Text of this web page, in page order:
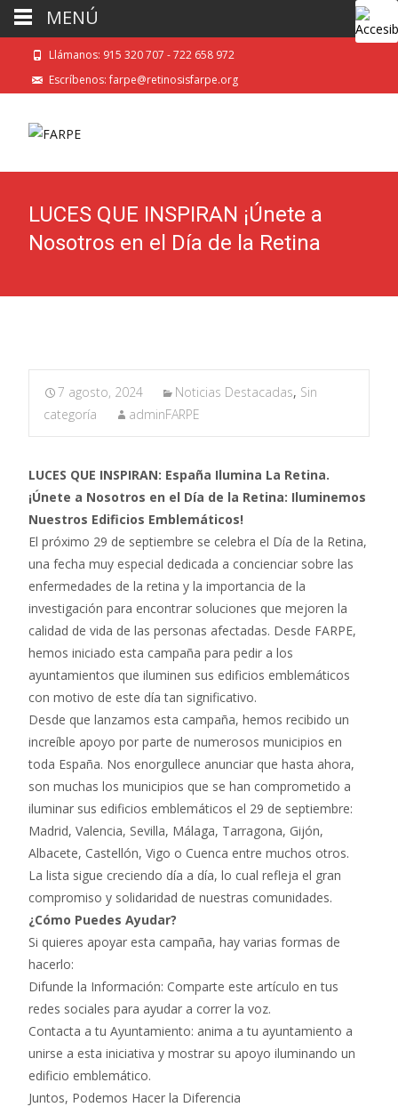
Llámanos: 915 320 707 - 722 658 972
Escríbenos: farpe@retinosisfarpe.org
LUCES QUE INSPIRAN ¡Únete a
Nosotros en el Día de la Retina
7 agosto, 2024 Noticias Destacadas, Sin
categoría
adminFARPE
LUCES QUE INSPIRAN: España Ilumina La Retina.
¡Únete a Nosotros en el Día de la Retina: Iluminemos
Nuestros Edificios Emblemáticos!
El próximo 29 de septiembre se celebra el Día de la Retina,
una fecha muy especial dedicada a concienciar sobre las
enfermedades de la retina y la importancia de la
investigación para encontrar soluciones que mejoren la
calidad de vida de las personas afectadas. Desde FARPE,
hemos iniciado esta campaña para pedir a los
ayuntamientos que iluminen sus edificios emblemáticos
con motivo de este día tan significativo.
Desde que lanzamos esta campaña, hemos recibido un
increíble apoyo por parte de numerosos municipios en
toda España. Nos enorgullece anunciar que hasta ahora,
son muchas los municipios que se han comprometido a
iluminar sus edificios emblemáticos el 29 de septiembre:
Madrid, Valencia, Sevilla, Málaga, Tarragona, Gijón,
Albacete, Castellón, Vigo o Cuenca entre muchos otros.
La lista sigue creciendo día a día, lo cual refleja el gran
compromiso y solidaridad de nuestras comunidades.
¿Cómo Puedes Ayudar?
Si quieres apoyar esta campaña, hay varias formas de
hacerlo:
Difunde la Información: Comparte este artículo en tus
redes sociales para ayudar a correr la voz.
Contacta a tu Ayuntamiento: anima a tu ayuntamiento a
unirse a esta iniciativa y mostrar su apoyo iluminando un
edificio emblemático.
Juntos, Podemos Hacer la Diferencia
MENÚ